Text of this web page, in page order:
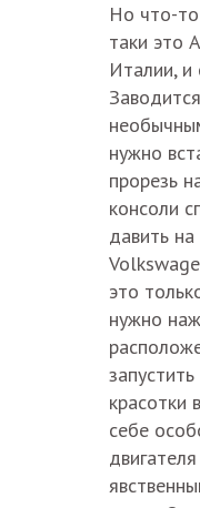
Но что-то
таки это
Италии, и
нужно
прорезь
консоли
давить на
это
нужно
красотки
себе